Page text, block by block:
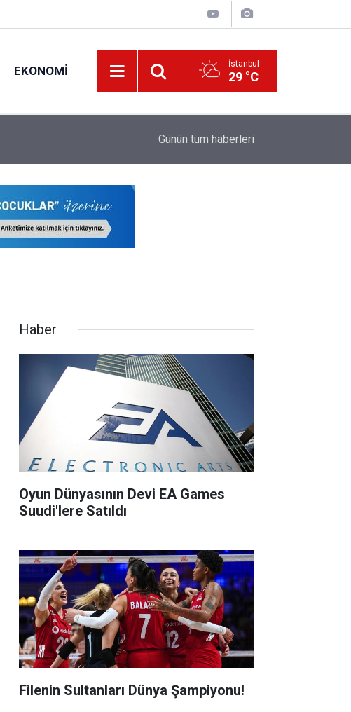
EKONOMI İstanbul
29 °C
34 Yıl Sonra Çocuk İkiz Sahibi Olan Aileye
Günün tüm haberleri
Haber
Oyun Dünyasının Devi EA Games
Suudi'lere Satıldı
Filenin Sultanları Dünya Şampiyonu!